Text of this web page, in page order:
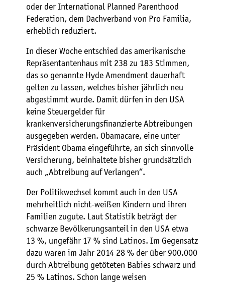
oder der International Planned Parenthood
Federation, dem Dachverband von Pro Familia,
erheblich reduziert.
In dieser Woche entschied das amerikanische
Repräsentantenhaus mit 238 zu 183 Stimmen,
das so genannte Hyde Amendment dauerhaft
gelten zu lassen, welches bisher jährlich neu
abgestimmt wurde. Damit dürfen in den USA
keine Steuergelder für
krankenversicherungsfinanzierte Abtreibungen
ausgegeben werden. Obamacare, eine unter
Präsident Obama eingeführte, an sich sinnvolle
Versicherung, beinhaltete bisher grundsätzlich
auch „Abtreibung auf Verlangen“.
Der Politikwechsel kommt auch in den USA
mehrheitlich nicht-weißen Kindern und ihren
Familien zugute. Laut Statistik beträgt der
schwarze Bevölkerungsanteil in den USA etwa
13 %, ungefähr 17 % sind Latinos. Im Gegensatz
dazu waren im Jahr 2014 28 % der über 900.000
durch Abtreibung getöteten Babies schwarz und
25 % Latinos. Schon lange weisen